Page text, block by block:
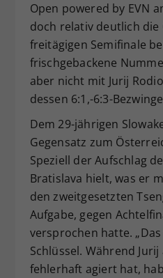
Open powered by EVN
doch relativ deutlich die
freitägigen Semifinale
frischgebackene
aber nicht mit Jurij
dessen 6:1,-6:3-
Dem 29-jährigen
Gegensatz zum
Speziell der Aufschlag
Bratislava hielt, was er
den zweitgesetzten
Aufgabe, gegen
versprochen hatte.
Schlüssel. Während
fehlerhaft agiert hat,